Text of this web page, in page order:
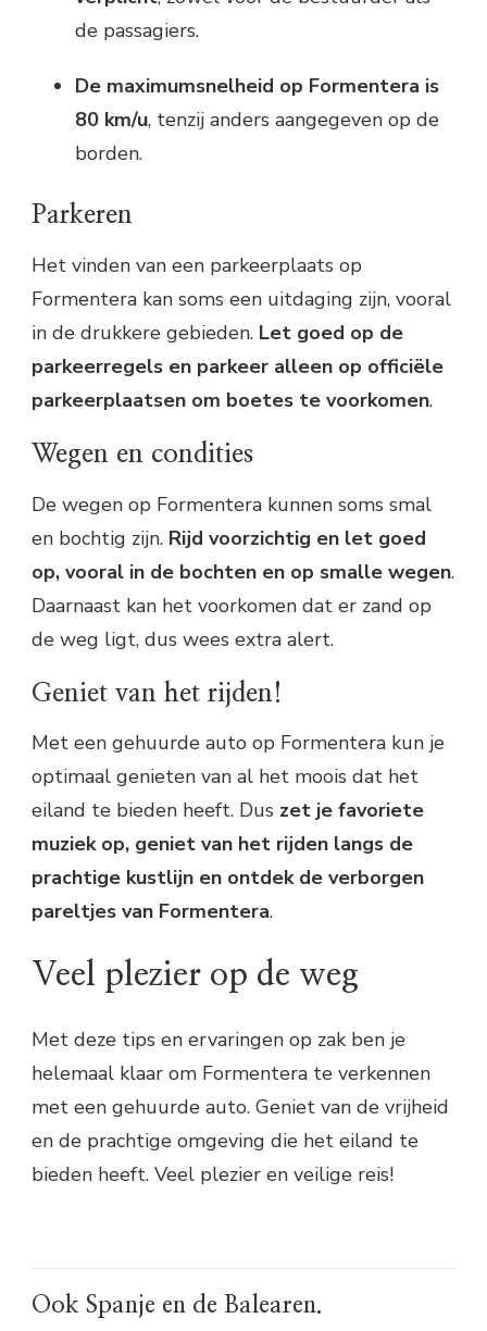
de passagiers.
De maximumsnelheid op Formentera is
80 km/u, tenzij anders aangegeven op de
borden.
Parkeren
Het vinden van een parkeerplaats op
Formentera kan soms een uitdaging zijn, vooral
in de drukkere gebieden. Let goed op de
parkeerregels en parkeer alleen op officiële
parkeerplaatsen om boetes te voorkomen.
Wegen en condities
De wegen op Formentera kunnen soms smal
en bochtig zijn. Rijd voorzichtig en let goed
op, vooral in de bochten en op smalle wegen.
Daarnaast kan het voorkomen dat er zand op
de weg ligt, dus wees extra alert.
Geniet van het rijden!
Met een gehuurde auto op Formentera kun je
optimaal genieten van al het moois dat het
eiland te bieden heeft. Dus zet je favoriete
muziek op, geniet van het rijden langs de
prachtige kustlijn en ontdek de verborgen
pareltjes van Formentera.
Veel plezier op de weg
Met deze tips en ervaringen op zak ben je
helemaal klaar om Formentera te verkennen
met een gehuurde auto. Geniet van de vrijheid
en de prachtige omgeving die het eiland te
bieden heeft. Veel plezier en veilige reis!
Ook Spanje en de Balearen.